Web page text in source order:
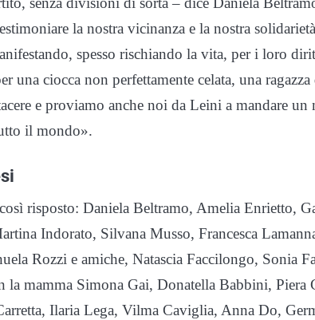
la nostra vicinanza e la nostra
spesso rischiando la vita, per i loro
una ciocca non perfettamente celata, una
e proviamo anche noi da Leini a mandare un
il mondo».
risposto: Daniela Beltramo, Amelia Enrietto,
Indorato, Silvana Musso, Francesca
Rozzi e amiche, Natascia Faccilongo, Sonia
la mamma Simona Gai, Donatella Babbini, Piera
Ilaria Lega, Vilma Caviglia, Anna Do,